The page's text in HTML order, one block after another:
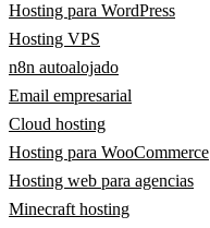
Hosting para WordPress
Hosting VPS
n8n autoalojado
Email empresarial
Cloud hosting
Hosting para WooCommerce
Hosting web para agencias
Minecraft hosting